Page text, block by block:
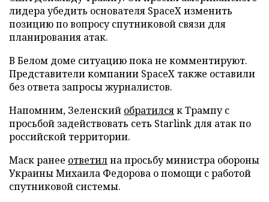
лидера убедить основателя SpaceX изменить
позицию по вопросу спутниковой связи для
планирования атак.
В Белом доме ситуацию пока не комментируют.
Представители компании SpaceX также оставили
без ответа запросы журналистов.
Напомним, Зеленский обратилсяк Трампу с
просьбой задействовать сеть Starlink для атак по
российской территории.
Маск ранее ответилна просьбу министра обороны
Украины Михаила Федорова о помощи с работой
спутниковой системы.